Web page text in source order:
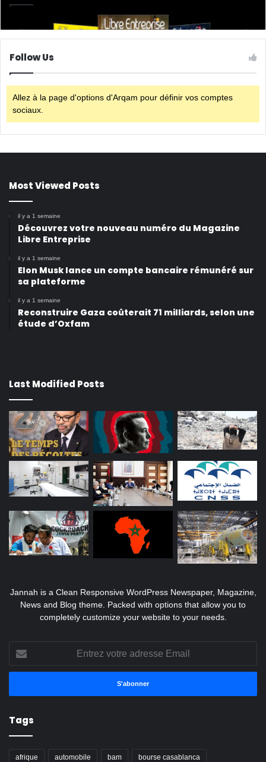
Follow Us
Allez à la page d'options d'Arqam pour définir vos comptes
sociaux.
Most Viewed Posts
il y a 1 semaine
Découvrez votre nouveau numéro du Magazine
Libre Entreprise
il y a 1 semaine
Elon Musk lance un compte bancaire rémunéré sur
sa plateforme
il y a 1 semaine
Reconstruire Gaza coûterait 71 milliards, selon une
étude d’Oxfam
Last Modified Posts
Jannah is a Clean Responsive WordPress Newspaper, Magazine,
News and Blog theme. Packed with options that allow you to
completely customize your website to your needs.
votre
adresse
Tags
afrique automobile bam bourse casablanca